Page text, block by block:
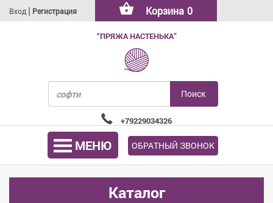
Вход | Регистрация Корзина 0
“ПРЯЖА НАСТЕНЬКА”
+79229034326
МЕНЮ ОБРАТНЫЙ ЗВОНОК
Каталог